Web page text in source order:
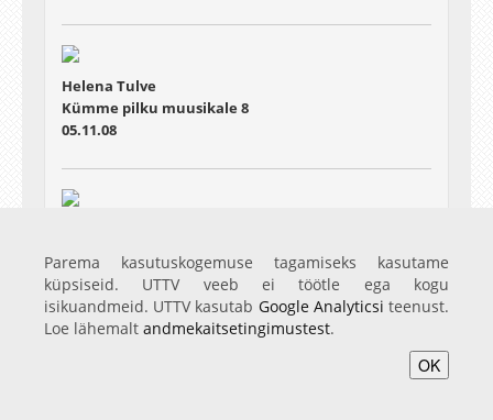
Helena Tulve
Kümme pilku muusikale 8
05.11.08
Kümme pilku muusikale 10
03.12.08
Parema kasutuskogemuse tagamiseks kasutame
küpsiseid. UTTV veeb ei töötle ega kogu
isikuandmeid. UTTV kasutab Google Analyticsi teenust.
Loe lähemalt andmekaitsetingimustest.
OK